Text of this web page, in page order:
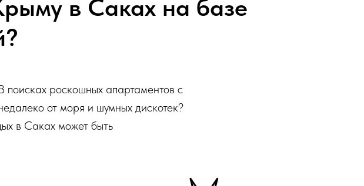
в Саках на базе
роскошных апартаментов с
от моря и шумных дискотек?
в Саках может быть